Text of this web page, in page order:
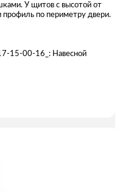
У щитов с высотой от
по периметру двери.
15-00-16_: Навесной